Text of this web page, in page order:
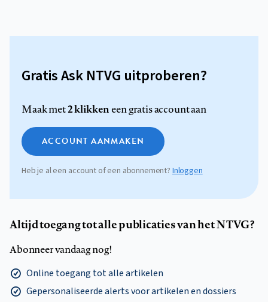
Gratis Ask NTVG uitproberen?
Maak met2 klikkeneen gratis account aan
ACCOUNT AANMAKEN
Heb je al een account of een abonnement?Inloggen
Altijd toegang tot alle publicaties van het NTVG?
Abonneer vandaag nog!
Online toegang tot alle artikelen
Gepersonaliseerde alerts voor artikelen en dossiers